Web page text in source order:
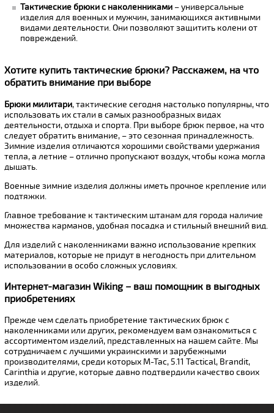
Тактические брюки с наколенниками – универсальные
изделия для военных и мужчин, занимающихся активными
видами деятельности. Они позволяют защитить колени от
повреждений.
Хотите купить тактические брюки? Расскажем, на что
обратить внимание при выборе
Брюки милитари, тактические сегодня настолько популярны, что
использовать их стали в самых разнообразных видах
деятельности, отдыха и спорта. При выборе брюк первое, на что
следует обратить внимание, – это сезонная принадлежность.
Зимние изделия отличаются хорошими свойствами удержания
тепла, а летние – отлично пропускают воздух, чтобы кожа могла
дышать.
Военные зимние изделия должны иметь прочное крепление или
подтяжки.
Главное требование к тактическим штанам для города наличие
множества карманов, удобная посадка и стильный внешний вид.
Для изделий с наколенниками важно использование крепких
материалов, которые не придут в негодность при длительном
использовании в особо сложных условиях.
Интернет-магазин Wiking – ваш помощник в выгодных
приобретениях
Прежде чем сделать приобретение тактических брюк с
наколенниками или других, рекомендуем вам ознакомиться с
ассортиментом изделий, представленных на нашем сайте. Мы
сотрудничаем с лучшими украинскими и зарубежными
производителями, среди которых M-Tac, 5.11 Tactical, Brandit,
Carinthia и другие, которые давно подтвердили качество своих
изделий.